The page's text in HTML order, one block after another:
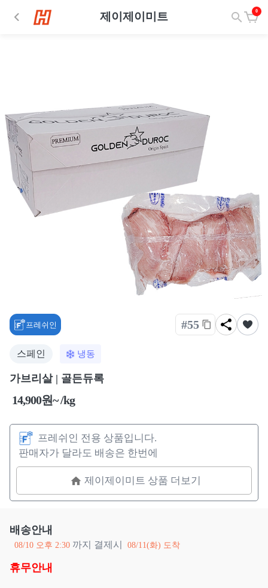
제이제이미트 0
프레쉬인 #55
스페인 냉동
가브리살 | 골든듀록
14,900원~ /kg
프레쉬인 전용 상품입니다.
판매자가 달라도 배송은 한번에
제이제이미트 상품 더보기
배송안내
08/10 오후 2:30 까지 결제시 08/11(화) 도착
휴무안내